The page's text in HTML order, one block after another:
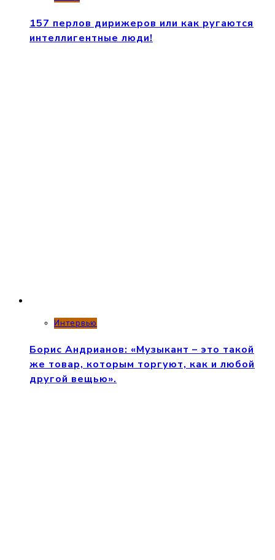
157 перлов дирижеров или как ругаются
интеллигентные люди!
Интервью
Борис Андрианов: «Музыкант – это такой
же товар, которым торгуют, как и любой
другой вещью».